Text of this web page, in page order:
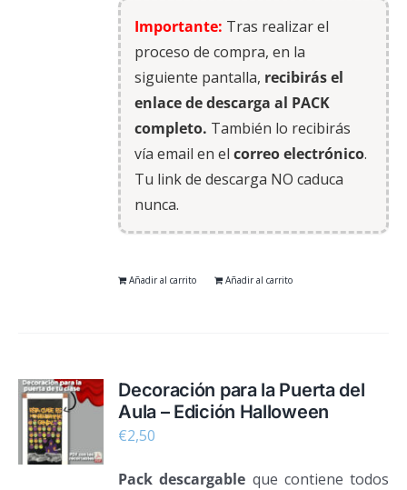
Importante: Tras realizar el
proceso de compra, en la
siguiente pantalla, recibirás el
enlace de descarga al PACK
completo. También lo recibirás
vía email en elcorreo electrónico.
Tu link de descarga NO caduca
nunca.
Añadir al carrito Añadir al carrito
Decoración para la Puerta del
Aula – Edición Halloween
€2,50
Pack descargable que contiene todos